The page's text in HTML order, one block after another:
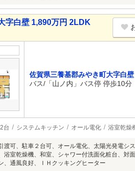
字白壁 1,890万円 2LDK
佐賀県三養基郡みやき町大字白壁
バス/「山ノ内」バス停 停歩10分
台 システムキッチン オール電化 浴室乾燥
渡可、駐車２台可、オール電化、太陽光発電シ
浴室乾燥機、和室、シャワー付洗面化粧台、対
、通風良好、ＩＨクッキングヒーター